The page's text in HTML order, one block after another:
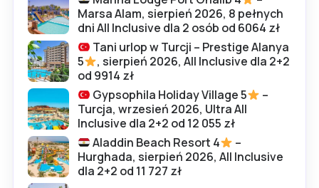
Marsa Alam, sierpień 2026, 8 pełnych
dni All Inclusive dla 2 osób od 6064 zł
Tani urlop w Turcji – Prestige Alanya
5
, sierpień 2026, All Inclusive dla 2+2
od 9914 zł
Gypsophila Holiday Village 5
–
Turcja, wrzesień 2026, Ultra All
Inclusive dla 2+2 od 12 055 zł
Aladdin Beach Resort 4
–
Hurghada, sierpień 2026, All Inclusive
dla 2+2 od 11 727 zł